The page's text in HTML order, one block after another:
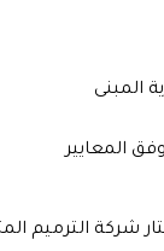
المبنى
وفق المعايير